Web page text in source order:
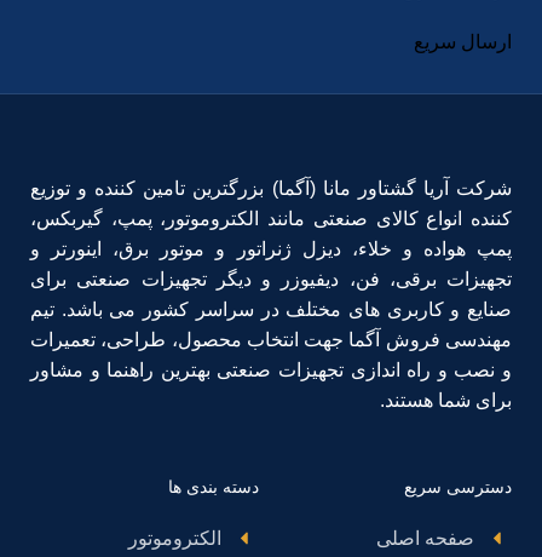
ارسال سریع
شرکت آریا گشتاور مانا (آگما) بزرگترین تامین کننده و توزیع
کننده انواع کالای صنعتی مانند الکتروموتور، پمپ، گیربکس،
پمپ هواده و خلاء، دیزل ژنراتور و موتور برق، اینورتر و
تجهیزات برقی، فن، دیفیوزر و دیگر تجهیزات صنعتی برای
صنایع و کاربری های مختلف در سراسر کشور می باشد. تیم
مهندسی فروش آگما جهت انتخاب محصول، طراحی، تعمیرات
و نصب و راه اندازی تجهیزات صنعتی بهترین راهنما و مشاور
برای شما هستند.
دسترسی سریع
صفحه اصلی
دسته بندی ها
الکتروموتور